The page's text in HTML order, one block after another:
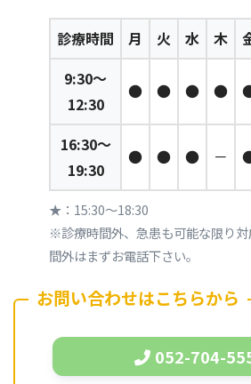
診療時間 月 火 水 木
9:30～
12:30
● ● ● ●
16:30～
19:30
● ● ● －
★：15:30～18:30
※診療時間外、急患も可能な限り
間外はまずお電話下さい。
お問い合わせはこちらから
052-704-